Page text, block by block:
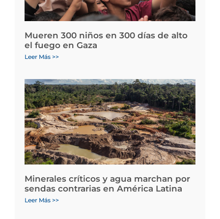
Mueren 300 niños en 300 días de alto
el fuego en Gaza
Leer Más >>
Minerales críticos y agua marchan por
sendas contrarias en América Latina
Leer Más >>